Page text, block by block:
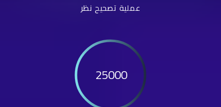
عملية تصحيح نظر
25000